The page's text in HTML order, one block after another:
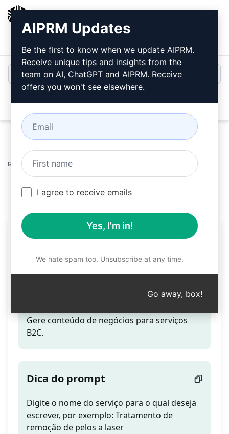
Entrar
Home / Prompts de IA
Writing Prompts
Conteúdo de negócios B2C (passo 1)
Wt
April 8, 2024
88
0 57
Conteúdo de negócios
B2C (passo 1)
Gere conteúdo de negócios para serviços
B2C.
Dica do prompt
Digite o nome do serviço para o qual deseja
escrever, por exemplo: Tratamento de
remoção de pelos a laser
AIPRM Updates
Be the first to know when we update AIPRM.
Receive unique tips and insights from the
team on AI, ChatGPT and AIPRM. Receive
offers you won't see elsewhere.
I agree to receive emails
Yes, I'm in!
We hate spam too. Unsubscribe at any time.
Go away, box!